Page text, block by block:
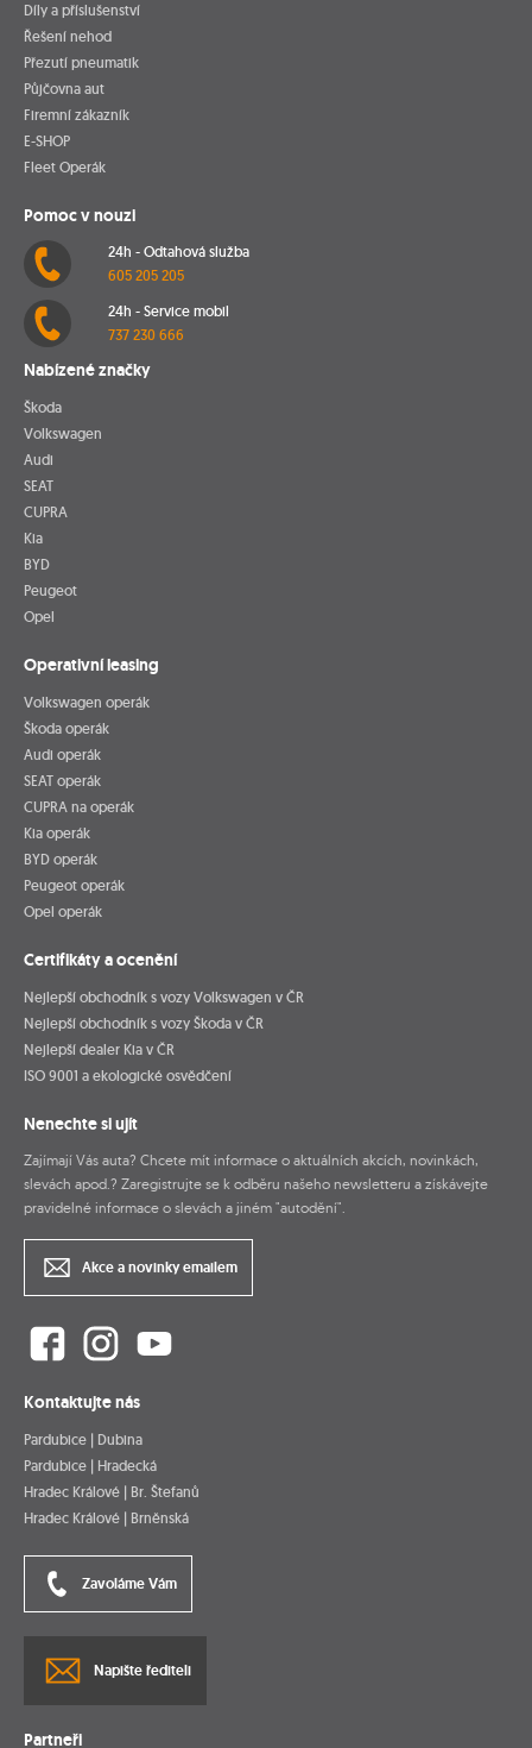
Díly a příslušenství
Řešení nehod
Přezutí pneumatik
Půjčovna aut
Firemní zákazník
E-SHOP
Fleet Operák
Pomoc v nouzi
24h - Odtahová služba
605 205 205
24h - Service mobil
737 230 666
Nabízené značky
Škoda
Volkswagen
Audi
SEAT
CUPRA
Kia
BYD
Peugeot
Opel
Operativní leasing
Volkswagen operák
Škoda operák
Audi operák
SEAT operák
CUPRA na operák
Kia operák
BYD operák
Peugeot operák
Opel operák
Certifikáty a ocenění
Nejlepší obchodník s vozy Volkswagen v ČR
Nejlepší obchodník s vozy Škoda v ČR
Nejlepší dealer Kia v ČR
ISO 9001 a ekologické osvědčení
Nenechte si ujít
Zajímají Vás auta? Chcete mít informace o aktuálních akcích, novinkách,
slevách apod.? Zaregistrujte se k odběru našeho newsletteru a získávejte
pravidelné informace o slevách a jiném "autodění".
Akce a novinky emailem
Kontaktujte nás
Pardubice | Dubina
Pardubice | Hradecká
Hradec Králové | Br. Štefanů
Hradec Králové | Brněnská
Zavoláme Vám
Napište řediteli
Partneři